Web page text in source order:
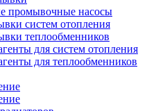
промывочные насосы
систем отопления
теплообменников
для систем отопления
для теплообменников